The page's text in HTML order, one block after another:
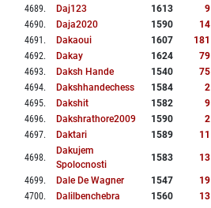
4689. Daj123 1613 9
4690. Daja2020 1590 14
4691 . Dakaoui 1607 181
4692. Dakay 1624 79
4693. Daksh Hande 1540 75
4694. Dakshhandechess 1584 2
4695. Dakshit 1582 9
4696. Dakshrathore2009 1590 2
4697. Daktari 1589 11
4698.
Dakujem
Spolocnosti
1583 13
4699. Dale De Wagner 1547 19
4700. Dalilbenchebra 1560 13